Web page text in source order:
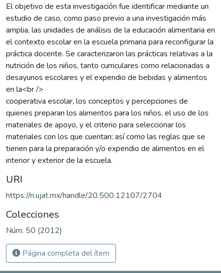
El objetivo de esta investigación fue identificar mediante un
estudio de caso, como paso previo a una investigación más
amplia, las unidades de análisis de la educación alimentaria en
el contexto escolar en la escuela primaria para reconfigurar la
práctica docente. Se caracterizaron las prácticas relativas a la
nutrición de los niños, tanto curriculares como relacionadas a
desayunos escolares y el expendio de bebidas y alimentos
en la<br />
cooperativa escolar, los conceptos y percepciones de
quienes preparan los alimentos para los niños, el uso de los
materiales de apoyo, y el criterio para seleccionar los
materiales con los que cuentan; así como las reglas que se
tienen para la preparación y/o expendio de alimentos en el
interior y exterior de la escuela.
URI
https://ri.ujat.mx/handle/20.500.12107/2704
Colecciones
Núm. 50 (2012)
Página completa del ítem